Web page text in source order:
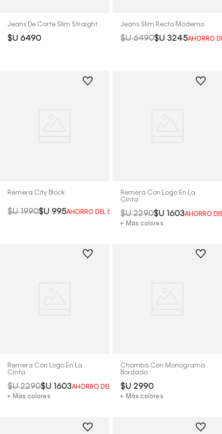
Jeans De Corte Slim Straight
$U 6490
Jeans Slim Recto Moderno
$U 6490$U 3245AHORRO
Remera City Block
$U 1990$U 995AHORRO DEL 50%
Remera Con Logo En La
Cinta
$U 2290$U 1603AHORRO
+ Más colores
Remera Con Logo En La
Cinta
$U 2290$U 1603AHORRO DEL
30%
+ Más colores
Chomba Con Monograma
Bordado
$U 2990
+ Más colores